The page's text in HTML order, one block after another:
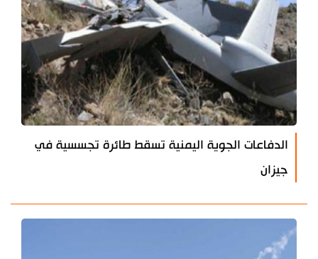
الدفاعات الجوية اليمنية تسقط طائرة تجسسية في
جيزان